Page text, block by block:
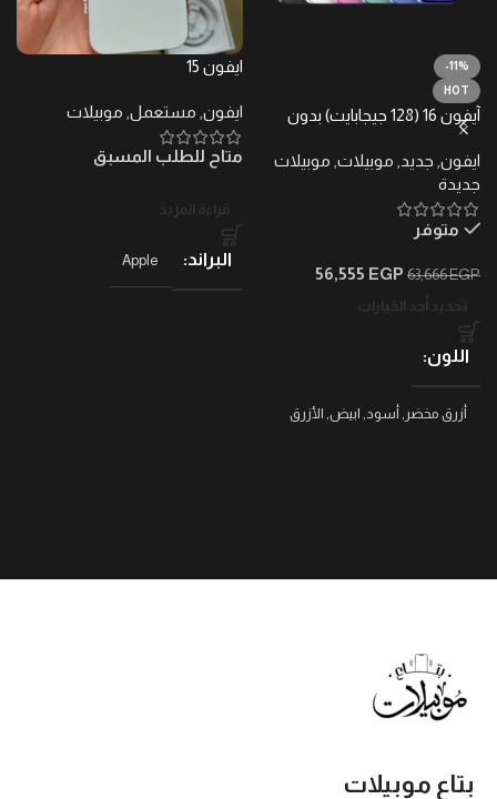
-11%
HOT
آيفون 16 (128 جيجابايت) بدون
ضرائب – ضمان محلي
ايفون جديد موبيلات موبيلات
جديدة
متوفر
63,666EGP
56,555 EGP
تحديد أحد الخيارات
اللون
أزرق مخضر , أسود, ابيض, الأزرق
ايفون 15
ايفون مستعمل موبيلات
متاح للطلب المسبق
قراءة المزيد
البراند Apple
بتاع موبيلات